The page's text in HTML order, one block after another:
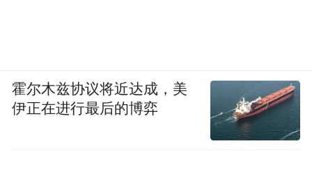
霍尔木兹协议将近达成，美
伊正在进行最后的博弈